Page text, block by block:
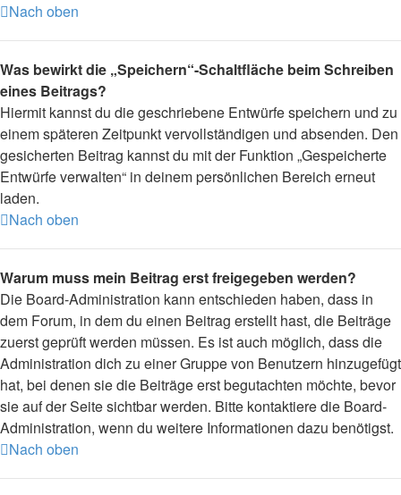
Nach oben
Was bewirkt die „Speichern“-Schaltfläche beim Schreiben
eines Beitrags?
Hiermit kannst du die geschriebene Entwürfe speichern und zu
einem späteren Zeitpunkt vervollständigen und absenden. Den
gesicherten Beitrag kannst du mit der Funktion „Gespeicherte
Entwürfe verwalten“ in deinem persönlichen Bereich erneut
laden.
Nach oben
Warum muss mein Beitrag erst freigegeben werden?
Die Board-Administration kann entschieden haben, dass in
dem Forum, in dem du einen Beitrag erstellt hast, die Beiträge
zuerst geprüft werden müssen. Es ist auch möglich, dass die
Administration dich zu einer Gruppe von Benutzern hinzugefügt
hat, bei denen sie die Beiträge erst begutachten möchte, bevor
sie auf der Seite sichtbar werden. Bitte kontaktiere die Board-
Administration, wenn du weitere Informationen dazu benötigst.
Nach oben